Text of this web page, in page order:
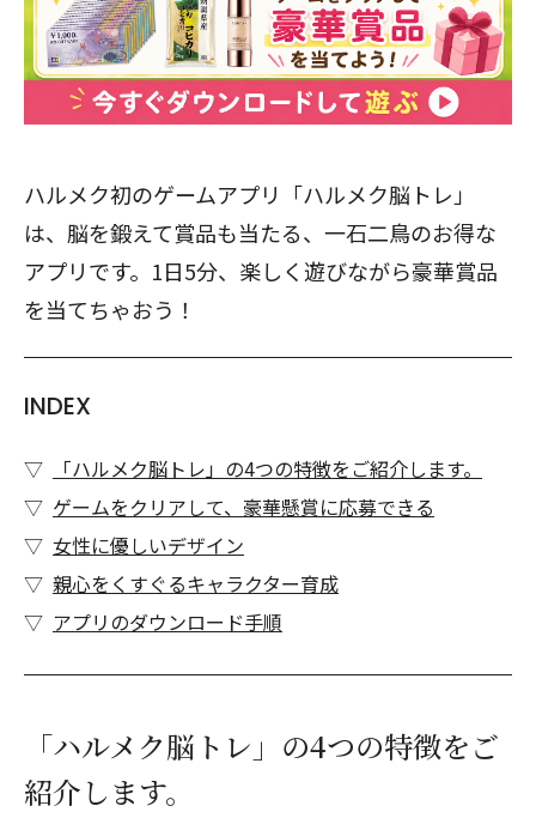
ハルメク初のゲームアプリ「ハルメク脳トレ」
は、脳を鍛えて賞品も当たる、一石二鳥のお得な
アプリです。1日5分、楽しく遊びながら豪華賞品
を当てちゃおう！
INDEX
「ハルメク脳トレ」の4つの特徴をご紹介します。
ゲームをクリアして、豪華懸賞に応募できる
女性に優しいデザイン
親心をくすぐるキャラクター育成
アプリのダウンロード手順
「ハルメク脳トレ」の4つの特徴をご
紹介します。